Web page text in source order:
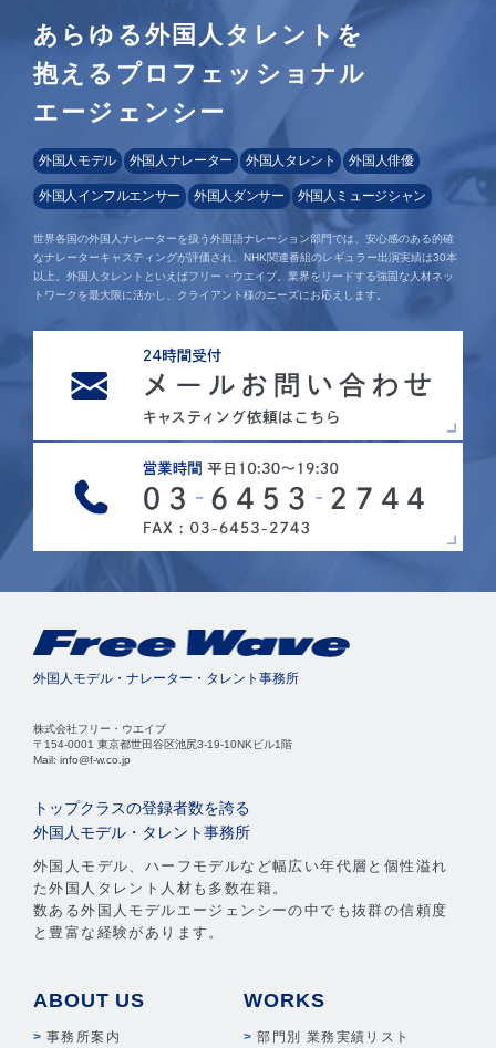
あらゆる外国人タレントを
抱えるプロフェッショナル
エージェンシー
外国人モデル 外国人ナレーター 外国人タレント 外国人俳優
外国人インフルエンサー 外国人ダンサー 外国人ミュージシャン
世界各国の外国人ナレーターを扱う外国語ナレーション部門では、安心感のある的確
なナレーターキャスティングが評価され、NHK関連番組のレギュラー出演実績は30本
以上。外国人タレントといえばフリー・ウエイブ。業界をリードする強固な人材ネッ
トワークを最大限に活かし、クライアント様のニーズにお応えします。
外国人モデル・ナレーター・タレント事務所
株式会社フリー・ウエイブ
〒154-0001 東京都世田谷区池尻3-19-10NKビル1階
Mail: info@f-w.co.jp
トップクラスの登録者数を誇る
外国人モデル・タレント事務所
外国人モデル、ハーフモデルなど幅広い年代層と個性溢れ
た外国人タレント人材も多数在籍。
数ある外国人モデルエージェンシーの中でも抜群の信頼度
と豊富な経験があります。
ABOUT US
事務所案内
WORKS
部門別 業務実績リスト